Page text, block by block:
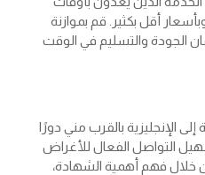
أقل بكثير. قم بموازنة
الجودة والتسليم في الوقت
الإنجليزية بالقرب مني دورًا
التواصل الفعال للأغراض
خلال فهم أهمية الشهادة،